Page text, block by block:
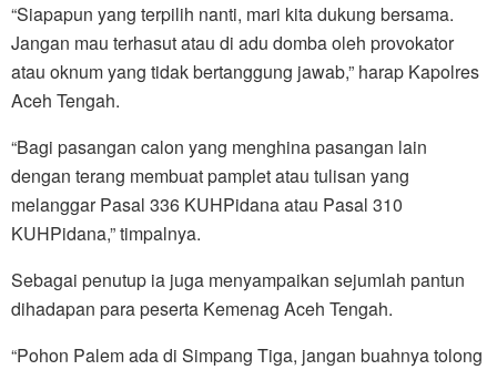
“Siapapun yang terpilih nanti, mari kita dukung bersama.
Jangan mau terhasut atau di adu domba oleh provokator
atau oknum yang tidak bertanggung jawab,” harap Kapolres
Aceh Tengah.
“Bagi pasangan calon yang menghina pasangan lain
dengan terang membuat pamplet atau tulisan yang
melanggar Pasal 336 KUHPidana atau Pasal 310
KUHPidana,” timpalnya.
Sebagai penutup ia juga menyampaikan sejumlah pantun
dihadapan para peserta Kemenag Aceh Tengah.
“Pohon Palem ada di Simpang Tiga, jangan buahnya tolong